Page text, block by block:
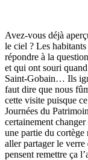
Avez-vous déjà
le ciel ? Les
répondre à la
et qui ont souri
Saint-Gobain… Ils
faut dire que nous
cette visite puisque
Journées du
certainement
une partie du
aller partager le
pensent remettre ça